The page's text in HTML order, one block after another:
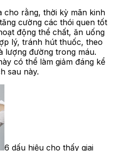
cho rằng, thời kỳ mãn kinh
cường các thói quen tốt
động thể chất, ăn uống
lý, tránh hút thuốc, theo
lượng đường trong máu.
có thể làm giảm đáng kể
sau này.
6 dấu hiệu cho thấy giai